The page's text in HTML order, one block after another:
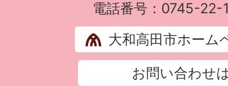
電話番号：0745-22-
大和高田市ホーム
お問い合わせ